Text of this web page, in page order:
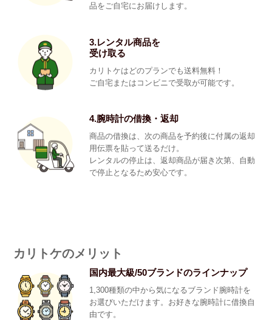
品をご自宅にお届けします。
3.レンタル商品を
受け取る
カリトケはどのプランでも送料無料！
ご自宅またはコンビニで受取が可能です。
4.腕時計の借換・返却
商品の借換は、次の商品を予約後に付属の返却
用伝票を貼って送るだけ。
レンタルの停止は、返却商品が届き次第、自動
で停止となるため安心です。
カリトケのメリット
国内最大級/50ブランドのラインナップ
1,300種類の中から気になるブランド腕時計を
お選びいただけます。お好きな腕時計に借換自
由です。